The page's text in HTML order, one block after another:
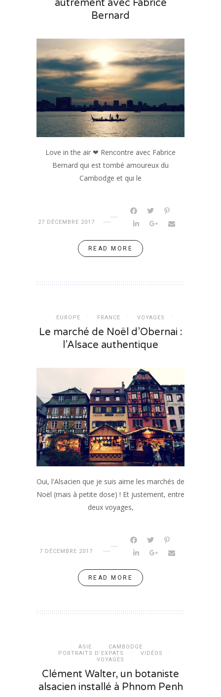
autrement avec Fabrice
Bernard
Love in the air ❤ Rencontre avec Fabrice
Bernard qui est tombé amoureux du
Cambodge et qui le
27 DÉCEMBRE 2017
READ MORE
EUROPE FRANCE VOYAGES
Le marché de Noël d’Obernai :
l’Alsace authentique
Oui, l'Alsacien que je suis aime les marchés de
Noël (mais à petite dose) ! Et justement, entre
deux voyages,
7 DÉCEMBRE 2017
READ MORE
ASIE
CAMBODGE
PORTRAITS D’EXPATS
VIDÉOS
VOYAGES
Clément Walter, un botaniste
alsacien installé à Phnom Penh